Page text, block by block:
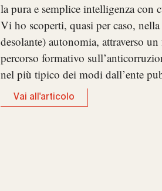
la pura e semplice intelligenza con
Vi ho scoperti, quasi per caso,
desolante) autonomia, attraverso
percorso formativo
nel più tipico dei modi dall’ente
Vai all'articolo